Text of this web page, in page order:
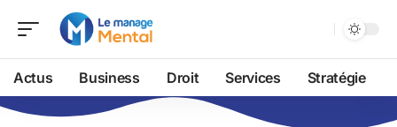
Actus Business Droit Services Stratégie